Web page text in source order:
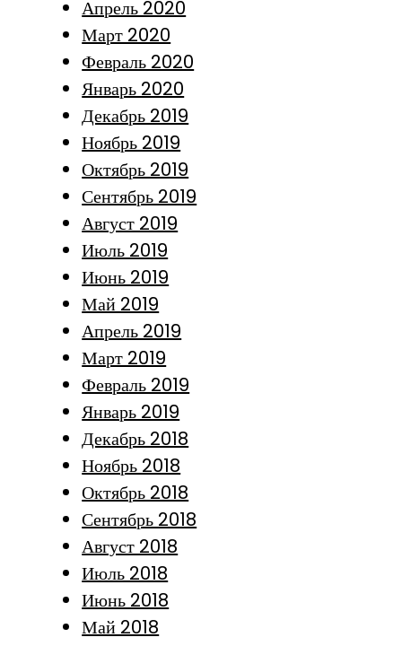
Апрель 2020
Март 2020
Февраль 2020
Январь 2020
Декабрь 2019
Ноябрь 2019
Октябрь 2019
Сентябрь 2019
Август 2019
Июль 2019
Июнь 2019
Май 2019
Апрель 2019
Март 2019
Февраль 2019
Январь 2019
Декабрь 2018
Ноябрь 2018
Октябрь 2018
Сентябрь 2018
Август 2018
Июль 2018
Июнь 2018
Май 2018